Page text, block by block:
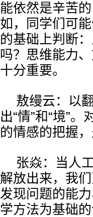
能依然是辛苦
如，同学们可
的基础上判断
吗？思维能力
十分重要。
敖缦云：以
出“情”和“境”
的情感的把握
张焱：当人
解放出来，我
发现问题的能
学方法为基础